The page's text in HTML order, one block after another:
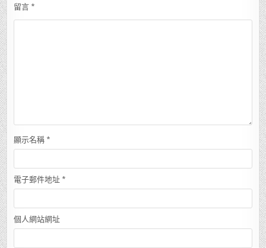
留言 *
顯示名稱 *
電子郵件地址 *
個人網站網址